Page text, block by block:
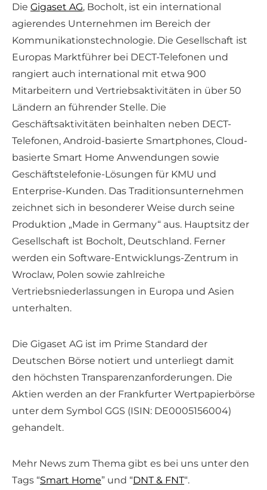
Die Gigaset AG, Bocholt, ist ein international
agierendes Unternehmen im Bereich der
Kommunikationstechnologie. Die Gesellschaft ist
Europas Marktführer bei DECT-Telefonen und
rangiert auch international mit etwa 900
Mitarbeitern und Vertriebsaktivitäten in über 50
Ländern an führender Stelle. Die
Geschäftsaktivitäten beinhalten neben DECT-
Telefonen, Android-basierte Smartphones, Cloud-
basierte Smart Home Anwendungen sowie
Geschäftstelefonie-Lösungen für KMU und
Enterprise-Kunden. Das Traditionsunternehmen
zeichnet sich in besonderer Weise durch seine
Produktion „Made in Germany“ aus. Hauptsitz der
Gesellschaft ist Bocholt, Deutschland. Ferner
werden ein Software-Entwicklungs-Zentrum in
Wroclaw, Polen sowie zahlreiche
Vertriebsniederlassungen in Europa und Asien
unterhalten.
Die Gigaset AG ist im Prime Standard der
Deutschen Börse notiert und unterliegt damit
den höchsten Transparenzanforderungen. Die
Aktien werden an der Frankfurter Wertpapierbörse
unter dem Symbol GGS (ISIN: DE0005156004)
gehandelt.
Mehr News zum Thema gibt es bei uns unter den
Tags “Smart Home” und “DNT & FNT“.